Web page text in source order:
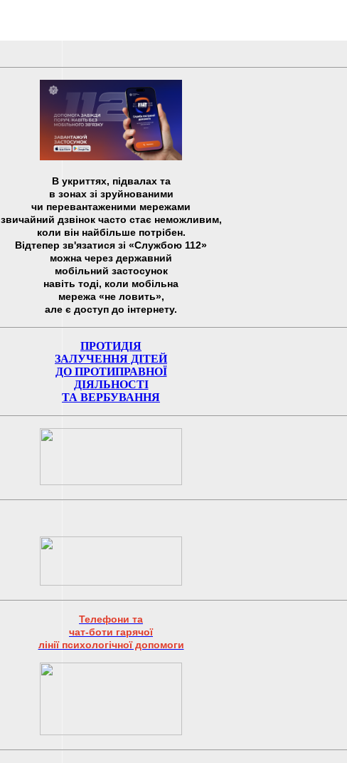
В укриттях, підвалах та
в зонах зі зруйнованими
чи перевантаженими мережами
звичайний дзвінок часто стає неможливим,
коли він найбільше потрібен.
Відтепер зв'язатися зі «Службою 112»
можна через державний
мобільний застосунок
навіть тоді, коли мобільна
мережа «не ловить»,
але є доступ до інтернету.
ПРОТИДІЯ
ЗАЛУЧЕННЯ ДІТЕЙ
ДО ПРОТИПРАВНОЇ
ДІЯЛЬНОСТІ
ТА ВЕРБУВАННЯ
Телефони та
чат-боти гарячої
лінії психологічної допомоги